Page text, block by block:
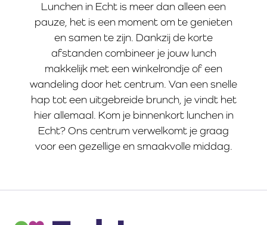
Lunchen in Echt is meer dan alleen een
pauze, het is een moment om te genieten
en samen te zijn. Dankzij de korte
afstanden combineer je jouw lunch
makkelijk met een winkelrondje of een
wandeling door het centrum. Van een snelle
hap tot een uitgebreide brunch, je vindt het
hier allemaal. Kom je binnenkort lunchen in
Echt? Ons centrum verwelkomt je graag
voor een gezellige en smaakvolle middag.